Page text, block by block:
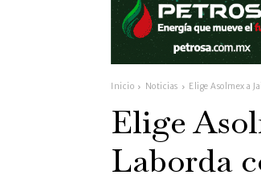
Inicio Noticias Elige Asolmex a
Elige
Laborda